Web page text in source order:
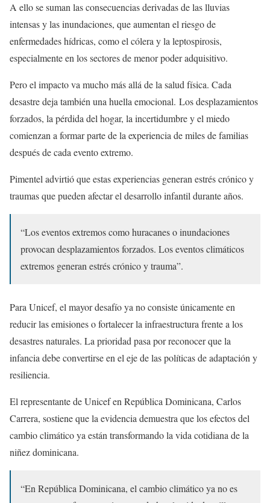
A ello se suman las consecuencias derivadas de las lluvias
intensas y las inundaciones, que aumentan el riesgo de
enfermedades hídricas, como el cólera y la leptospirosis,
especialmente en los sectores de menor poder adquisitivo.
Pero el impacto va mucho más allá de la salud física. Cada
desastre deja también una huella emocional. Los desplazamientos
forzados, la pérdida del hogar, la incertidumbre y el miedo
comienzan a formar parte de la experiencia de miles de familias
después de cada evento extremo.
Pimentel advirtió que estas experiencias generan estrés crónico y
traumas que pueden afectar el desarrollo infantil durante años.
“Los eventos extremos como huracanes o inundaciones
provocan desplazamientos forzados. Los eventos climáticos
extremos generan estrés crónico y trauma”.
Para Unicef, el mayor desafío ya no consiste únicamente en
reducir las emisiones o fortalecer la infraestructura frente a los
desastres naturales. La prioridad pasa por reconocer que la
infancia debe convertirse en el eje de las políticas de adaptación y
resiliencia.
El representante de Unicef en República Dominicana, Carlos
Carrera, sostiene que la evidencia demuestra que los efectos del
cambio climático ya están transformando la vida cotidiana de la
niñez dominicana.
“En República Dominicana, el cambio climático ya no es